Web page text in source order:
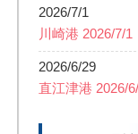
2026/7/1
川崎港 2026/7/1
2026/6/29
直江津港 2026/